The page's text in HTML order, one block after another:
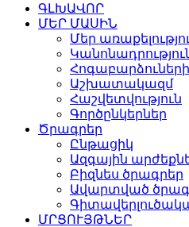
ԳԼԽԱՎՈՐ
ՄԵՐ ՄԱՍԻՆ
Մեր
Աշխատակազմ
Հաշվետվություն
Գործընկերներ
Ծրագրեր
Ընթացիկ
Ազգային
Բիզնես ծրագրեր
Ավարտված
ՄՐՑՈՒՅԹՆԵՐ